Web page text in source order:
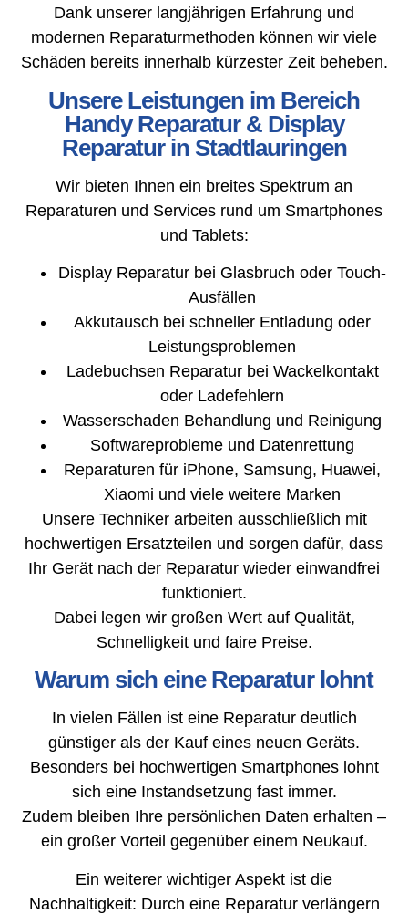
Dank unserer langjährigen Erfahrung und
modernen Reparaturmethoden können wir viele
Schäden bereits innerhalb kürzester Zeit beheben.
Unsere Leistungen im Bereich
Handy Reparatur & Display
Reparatur in Stadtlauringen
Wir bieten Ihnen ein breites Spektrum an
Reparaturen und Services rund um Smartphones
und Tablets:
Display Reparatur bei Glasbruch oder Touch-
Ausfällen
Akkutausch bei schneller Entladung oder
Leistungsproblemen
Ladebuchsen Reparatur bei Wackelkontakt
oder Ladefehlern
Wasserschaden Behandlung und Reinigung
Softwareprobleme und Datenrettung
Reparaturen für iPhone, Samsung, Huawei,
Xiaomi und viele weitere Marken
Unsere Techniker arbeiten ausschließlich mit
hochwertigen Ersatzteilen und sorgen dafür, dass
Ihr Gerät nach der Reparatur wieder einwandfrei
funktioniert.
Dabei legen wir großen Wert auf Qualität,
Schnelligkeit und faire Preise.
Warum sich eine Reparatur lohnt
In vielen Fällen ist eine Reparatur deutlich
günstiger als der Kauf eines neuen Geräts.
Besonders bei hochwertigen Smartphones lohnt
sich eine Instandsetzung fast immer.
Zudem bleiben Ihre persönlichen Daten erhalten –
ein großer Vorteil gegenüber einem Neukauf.
Ein weiterer wichtiger Aspekt ist die
Nachhaltigkeit: Durch eine Reparatur verlängern